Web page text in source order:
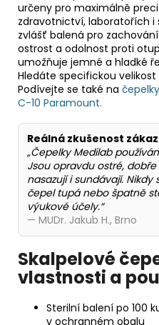
určeny pro maximálně
zdravotnictví, laboratořích i
zvlášť balená pro
ostrost a odolnost proti
umožňuje jemné a hladké
Hledáte specifickou
Podívejte se také na
C-10 Paramount.
Reálná zkušenost
„Čepelky Medilab
Jsou opravdu ostré,
nasazují i sundávají.
čepel tupá nebo špatně
výukové účely.“
— MUDr. Jakub H., Brno
Skalpelové
vlastnosti a
Sterilní balení po 100
v ochranném obalu